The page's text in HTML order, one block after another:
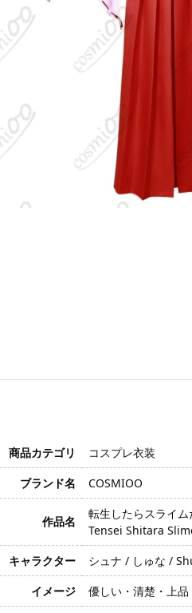
商品カテゴリ
コスプレ衣装
ブランド名
COSMIOO
作品名
転生したらスライ
Tensei Shitara
キャラクター
シュナ / しゅな /
イメージ
優しい・清楚・上